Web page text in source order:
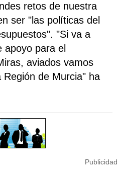
retos de nuestra
ser "las políticas del
"Si va a
apoyo para el
aviados vamos
Región de Murcia" ha